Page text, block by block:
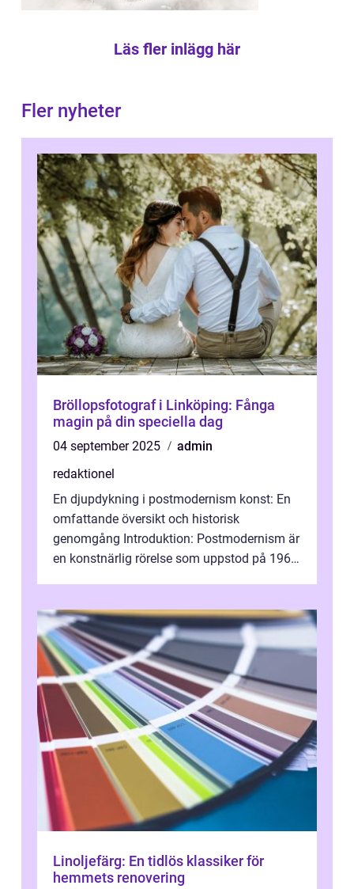
Läs fler inlägg här
Fler nyheter
Bröllopsfotograf i Linköping: Fånga
magin på din speciella dag
04 september 2025
admin
redaktionel
En djupdykning i postmodernism konst: En
omfattande översikt och historisk
genomgång Introduktion: Postmodernism är
en konstnärlig rörelse som uppstod på 1960-
Linoljefärg: En tidlös klassiker för
hemmets renovering